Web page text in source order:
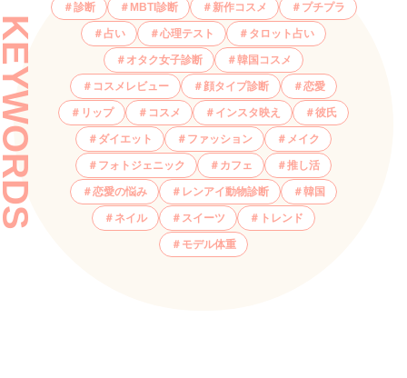
診断 MBTI診断 新作コスメ プチプラ
占い 心理テスト タロット占い
オタク女子診断 韓国コスメ
コスメレビュー 顔タイプ診断 恋愛
リップ コスメ インスタ映え 彼氏
ダイエット ファッション メイク
フォトジェニック カフェ 推し活
恋愛の悩み レンアイ動物診断 韓国
ネイル スイーツ トレンド
モデル体重